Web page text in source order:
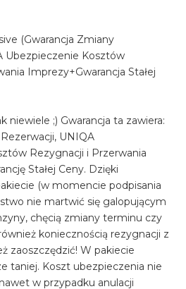
(Gwarancja Zmiany
Ubezpieczenie Kosztów
Imprezy+Gwarancja Stałej
niewiele ;) Gwarancja ta zawiera:
UNIQA
Rezygnacji i Przerwania
Stałej Ceny. Dzięki
(w momencie podpisania
nie martwić się galopującym
chęcią zmiany terminu czy
koniecznością rezygnacji z
zaoszczędzić! W pakiecie
taniej. Koszt ubezpieczenia nie
w przypadku anulacji